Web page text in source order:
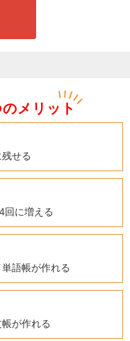
メリット
せる
回に増える
語帳が作れる
が作れる